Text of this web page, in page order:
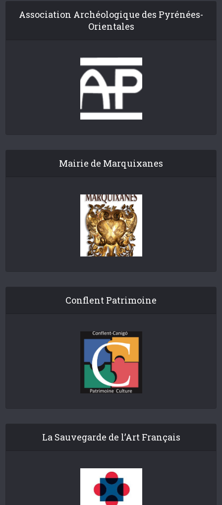
Association Archéologique des Pyrénées-
Orientales
Mairie de Marquixanes
Conflent Patrimoine
La Sauvegarde de l’Art Français